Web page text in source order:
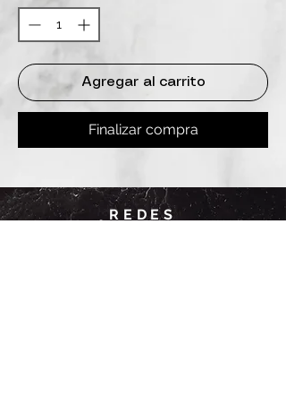
Agregar al carrito
Finalizar compra
REDES